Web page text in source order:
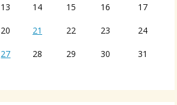
13 14 15 16 17
20 21 22 23 24
27 28 29 30
31